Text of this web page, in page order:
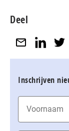
Deel
Inschrijven